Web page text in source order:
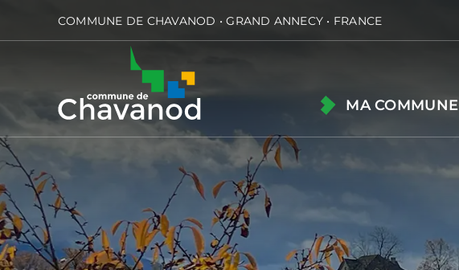
COMMUNE DE CHAVANOD • GRAND ANNECY • FRANCE
MA COMMUNE